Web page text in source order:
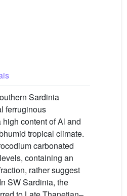
Sardinia
ferruginous
content of Al and
tropical climate.
carbonated
containing an
rather suggest
SW Sardinia, the